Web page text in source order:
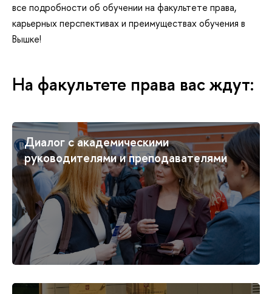
все подробности об обучении на факультете права,
карьерных перспективах и преимуществах обучения в
Вышке!
На факультете права вас ждут:
Диалог с академическими
руководителями и преподавателями